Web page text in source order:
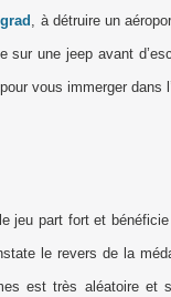
, à détruire un
sur une jeep avant
vous immerger dans
jeu part fort et
le revers de la
est très aléatoire et